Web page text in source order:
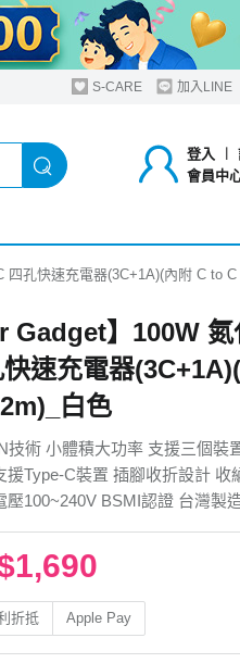
S-CARE 加入LINE
登入 ︱
會員中
四孔快速充電器(3C+1A)(內附 C to
Gadget】100W
速充電器
白色
技術 小體積大功率 支援三個裝
援Type-C裝置 插腳收折設計 收
壓100~240V BSMI認證 台灣製
折抵 Apple Pay